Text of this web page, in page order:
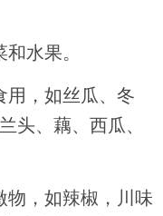
水果。
用，如丝瓜、冬
头、藕、西瓜、
物，如辣椒，川味